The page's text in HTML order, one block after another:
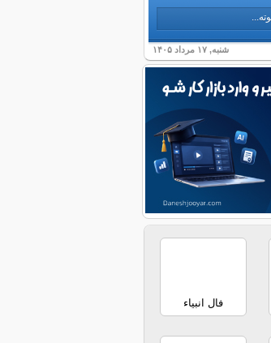
شنبه, ۱۷ مرداد ۱۴۰۵
فال انبیاء